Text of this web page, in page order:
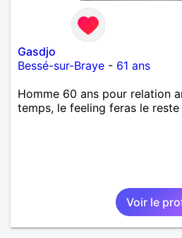
Gasdjo
Bessé-sur-Braye - 61 ans
Homme 60 ans pour relation
temps, le feeling feras le
Voir le